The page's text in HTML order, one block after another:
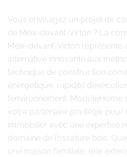
Vous envisagez un projet de
de Meix-devant-Virton ? La
Meix-devant-Virton représente
alternative innovante aux
technique de construction
énergétique, rapidité
l’environnement.
votre partenaire privilégié
immobilier avec une expertise
domaine de l’ossature bois.
une maison familiale, une